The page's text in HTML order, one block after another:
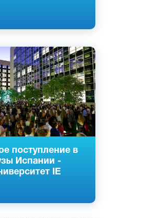
поступление в
Испании -
IE
Испания